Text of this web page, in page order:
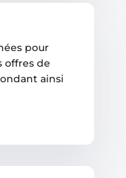
pour
offres de
ainsi